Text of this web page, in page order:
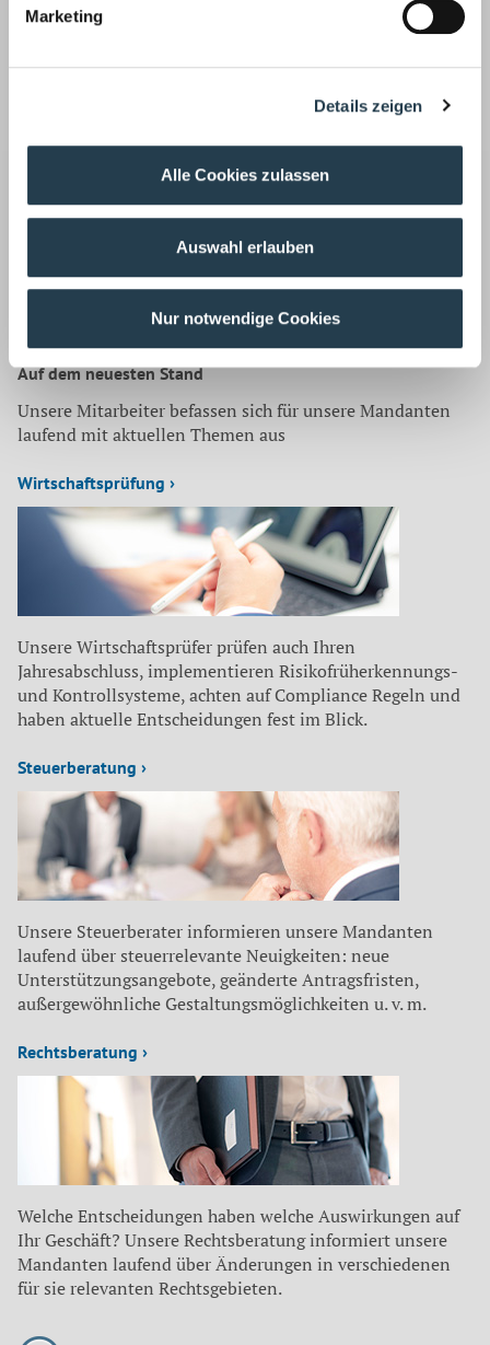
Marketing
Details zeigen
Alle Cookies zulassen
Auswahl erlauben
Nur notwendige Cookies
sie unter Umständen als eigenkapitalersetzend ansehen,
wodurch die aktuelle BFH-Rechtsprechung zum
Finanzierungsmodell den speziellen Umständen am
vermeidet.
Korrespondenz mit:
Zurück
Auf dem neuesten Stand
Unsere Mitarbeiter befassen sich für unsere Mandanten
laufend mit aktuellen Themen aus
Wirtschaftsprüfung ›
Unsere Wirtschaftsprüfer prüfen auch Ihren
Jahresabschluss, implementieren Risikofrüherkennungs-
und Kontrollsysteme, achten auf Compliance Regeln und
haben aktuelle Entscheidungen fest im Blick.
Steuerberatung ›
Unsere Steuerberater informieren unsere Mandanten
laufend über steuerrelevante Neuigkeiten: neue
Unterstützungsangebote, geänderte Antragsfristen,
außergewöhnliche Gestaltungsmöglichkeiten u. v. m.
Rechtsberatung ›
Welche Entscheidungen haben welche Auswirkungen auf
Ihr Geschäft? Unsere Rechtsberatung informiert unsere
Mandanten laufend über Änderungen in verschiedenen
für sie relevanten Rechtsgebieten.